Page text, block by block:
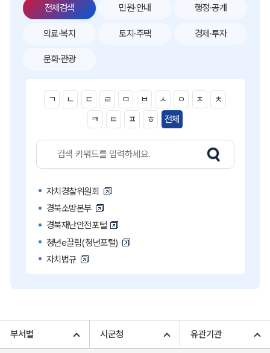
전체검색
ㄱ ㄴ ㄷ ㄹ ㅁ ㅂ ㅅ ㅇ ㅈ
ㅊ
ㅋ
ㅌ ㅍ ㅎ 전체
자치경찰위원회
경북소방본부
경북재난안전포털
청년e끌림(청년포털)
자치법규
고향사랑기부 아너스 클럽
민원·안내 행정·공개
의료·복지 토지·주택 경제·투자
문화·관광
부서별 시군청 유관기관